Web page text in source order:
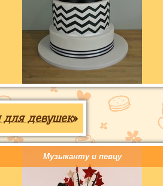
для девушек»
Музыканту и певцу